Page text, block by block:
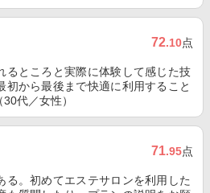
72.10点
るところと実際に体験して感じた技
初から最後まで快適に利用すること
代／女性）
71.95点
る。初めてエステサロンを利用した